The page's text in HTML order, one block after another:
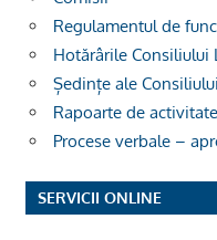
Regulamentul de
Hotărârile Consiliului
Ședințe ale Consiliului
Rapoarte de activitate
Procese verbale –
SERVICII ONLINE